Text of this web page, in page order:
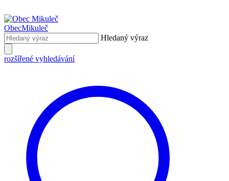
ObecMikuleč
Hledaný výraz
rozšířené vyhledávání